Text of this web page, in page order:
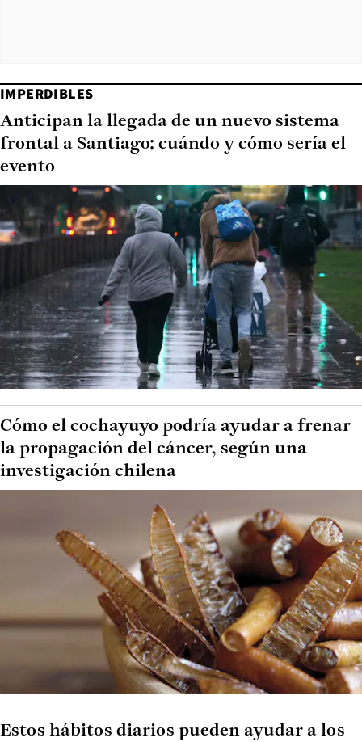
IMPERDIBLES
Anticipan la llegada de un nuevo sistema
frontal a Santiago: cuándo y cómo sería el
evento
Cómo el cochayuyo podría ayudar a frenar
la propagación del cáncer, según una
investigación chilena
Estos hábitos diarios pueden ayudar a los